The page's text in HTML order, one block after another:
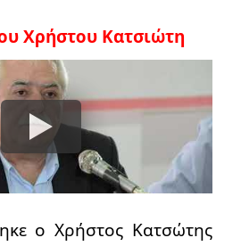
Χρήστου Κατσιώτη
ο Χρήστος Κατσώτης